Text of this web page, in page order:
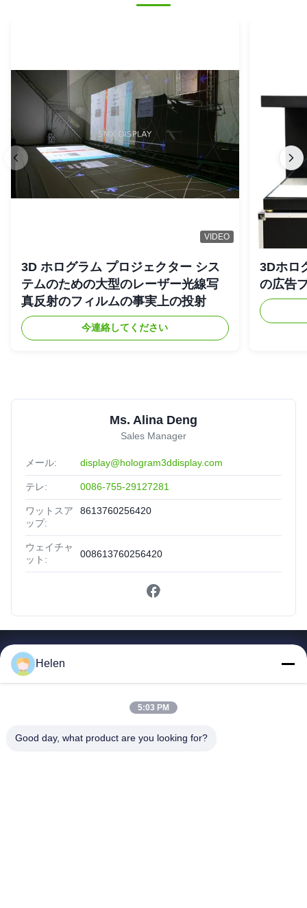
VIDEO
3D ホログラム プロジェクター シス
テムのための大型のレーザー光線写
真反射のフィルムの事実上の投射
今連絡してください
3Dホロ
の広告
Ms. Alina Deng
Sales Manager
メール: display@hologram3ddisplay.com
テレ: 0086-755-29127281
ワットスア
ップ:
8613760256420
ウェイチャ
ット:
008613760256420
家
プロダクト
工場旅行
Helen
5:03 PM
Good day, what product are you looking for?